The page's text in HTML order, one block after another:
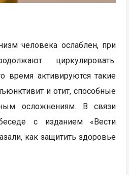
человека ослаблен, при
циркулировать.
время активируются такие
и отит, способные
осложнениям. В связи
с изданием «Вести
как защитить здоровье